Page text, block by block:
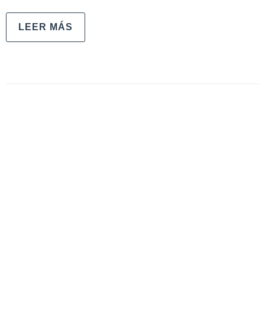
LEER MÁS